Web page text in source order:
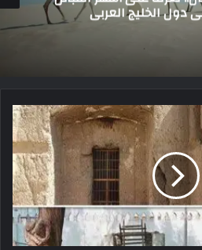
الدولة الحديثة